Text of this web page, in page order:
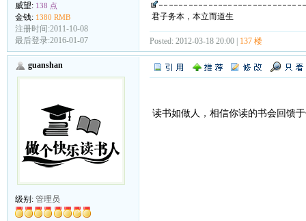
威望: 138 点
金钱: 1380 RMB
注册时间:2011-10-08
最后登录:2016-01-07
君子务本，本立而道生
Posted: 2012-03-18 20:00 | 137 楼
guanshan
级别: 管理员
读书如做人，相信你读的书会回馈